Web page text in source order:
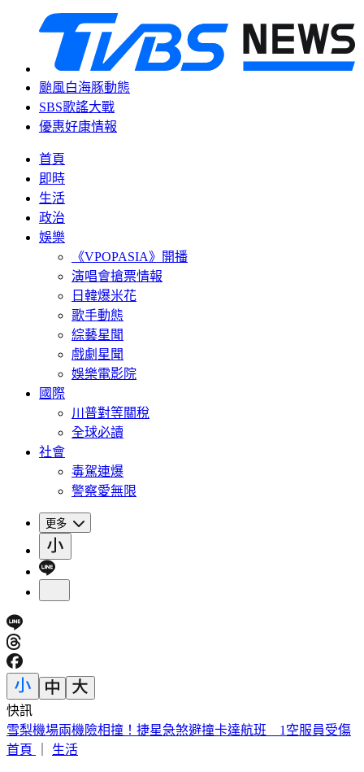
颱風白海豚動態
SBS歌謠大戰
優惠好康情報
首頁
即時
生活
政治
娛樂
《VPOPASIA》開播
演唱會搶票情報
日韓爆米花
歌手動態
綜藝星聞
戲劇星聞
娛樂電影院
國際
川普對等關稅
全球必讀
社會
毒駕連爆
警察愛無限
更多
快訊
外送發票「中獎1000萬」 繳水費也中2百萬
首頁
生活